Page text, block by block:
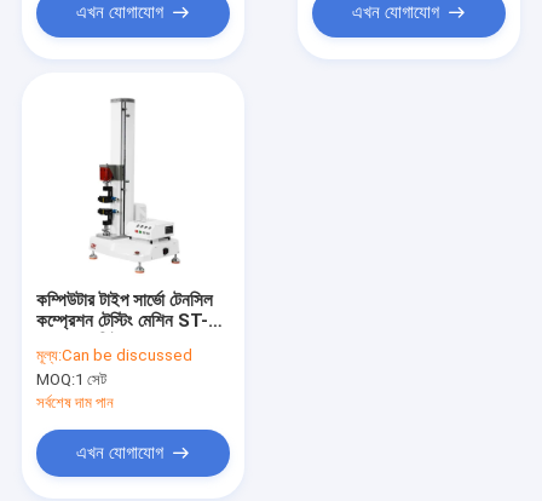
এখন যোগাযোগ এখন যোগাযোগ
কম্পিউটার টাইপ সার্ভো টেনসিল
কম্প্রেশন টেস্টিং মেশিন ST-
অনুমোদিত
মূল্য:Can be discussed
MOQ:1 সেট
সর্বশেষ দাম পান
এখন যোগাযোগ